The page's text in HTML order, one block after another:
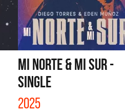
MI NORTE & MI SUR -
SINGLE
2025